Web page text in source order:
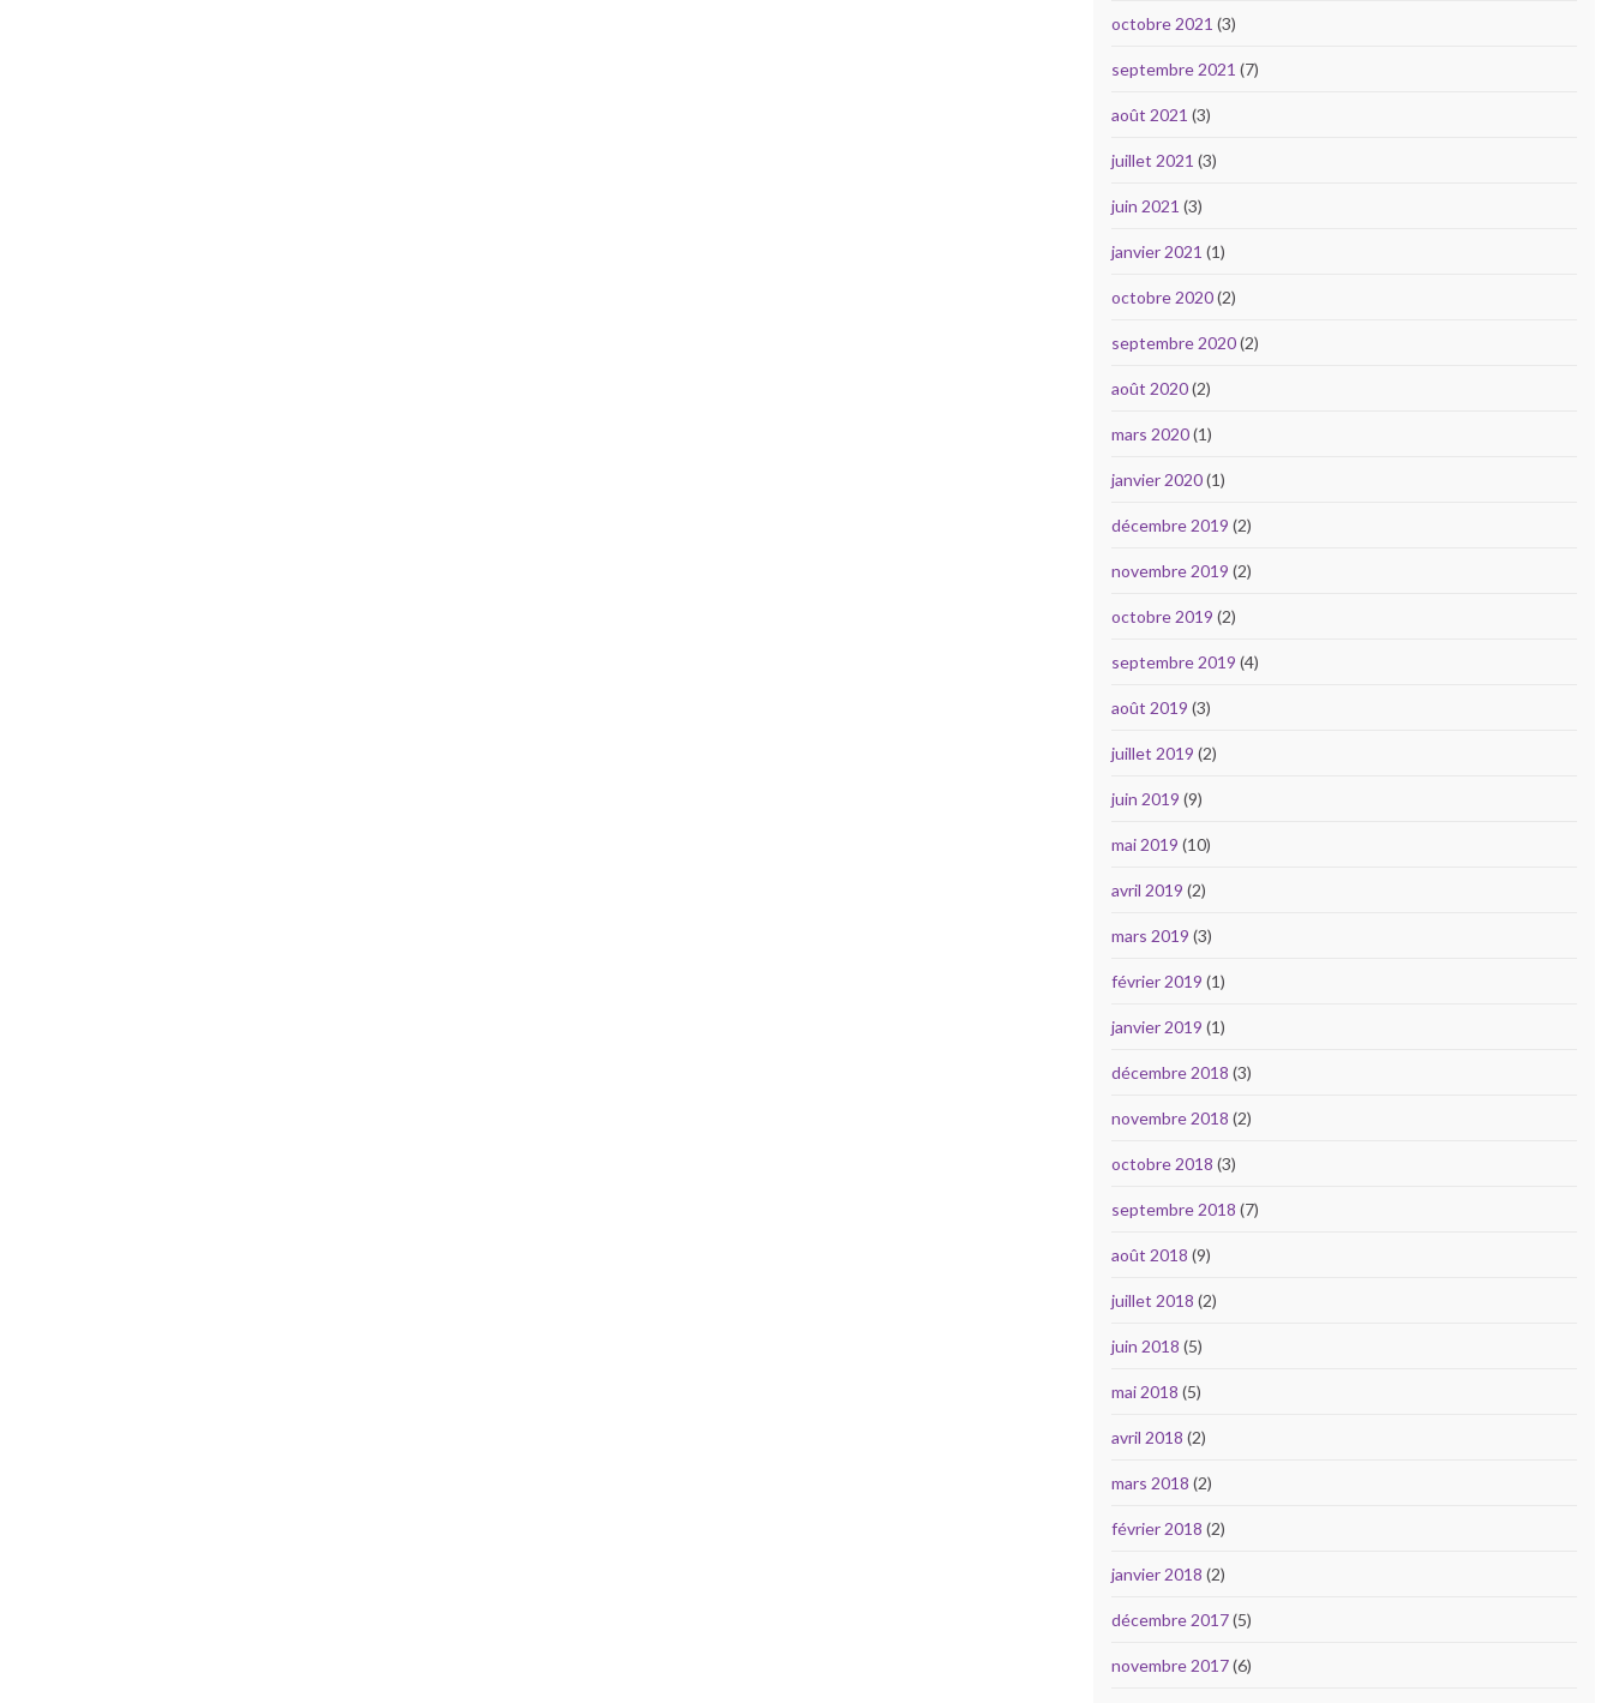
octobre 2021 (3)
septembre 2021 (7)
août 2021 (3)
juillet 2021 (3)
juin 2021 (3)
janvier 2021 (1)
octobre 2020(2)
septembre 2020(2)
août 2020(2)
mars 2020(1)
janvier 2020(1)
décembre 2019 (2)
novembre 2019 (2)
octobre 2019 (2)
septembre 2019 (4)
août 2019 (3)
juillet 2019 (2)
juin 2019 (9)
mai 2019 (10)
avril 2019 (2)
mars 2019 (3)
février 2019 (1)
janvier 2019 (1)
décembre 2018 (3)
novembre 2018 (2)
octobre 2018 (3)
septembre 2018 (7)
août 2018 (9)
juillet 2018 (2)
juin 2018 (5)
mai 2018 (5)
avril 2018 (2)
mars 2018 (2)
février 2018 (2)
janvier 2018 (2)
décembre 2017(5)
novembre 2017(6)